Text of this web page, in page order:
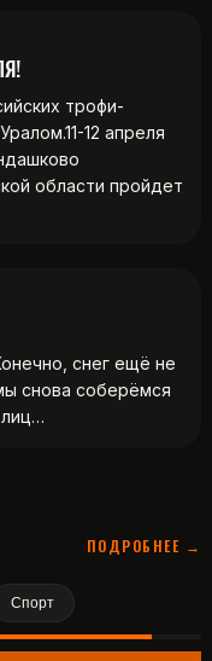
трофи-
12 апреля
области пройдет
снег ещё не
снова соберёмся
ПОДРОБНЕЕ →
Спорт